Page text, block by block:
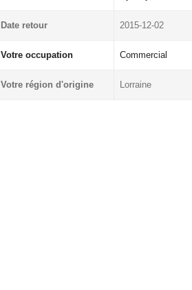
Date retour 2015-12-02
Votre occupation Commercial
Votre région d'origine Lorraine